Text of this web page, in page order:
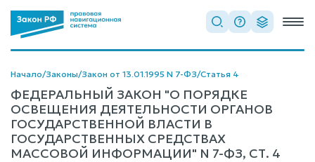
Начало/Законы/Закон от 13.01.1995 N 7-ФЗ/Статья 4
ФЕДЕРАЛЬНЫЙ ЗАКОН "О ПОРЯДКЕ
ОСВЕЩЕНИЯ ДЕЯТЕЛЬНОСТИ ОРГАНОВ
ГОСУДАРСТВЕННОЙ ВЛАСТИ В
ГОСУДАРСТВЕННЫХ СРЕДСТВАХ
МАССОВОЙ ИНФОРМАЦИИ" N 7-ФЗ, СТ. 4